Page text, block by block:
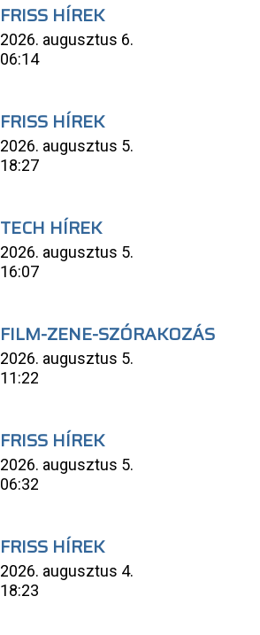
FRISS HÍREK
2026. augusztus 6.
06:14
FRISS HÍREK
2026. augusztus 5.
18:27
TECH HÍREK
2026. augusztus 5.
16:07
FILM-ZENE-SZÓRAKOZÁS
2026. augusztus 5.
11:22
FRISS HÍREK
2026. augusztus 5.
06:32
FRISS HÍREK
2026. augusztus 4.
18:23